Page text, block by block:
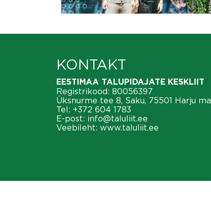
KONTAKT
EESTIMAA TALUPIDAJATE KESKLIIT
Registrikood: 80056397
Üksnurme tee 8, Saku, 75501 Harju
Tel: +372 604 1783
E-post: info@taluliit.ee
Veebileht: www.taluliit.ee